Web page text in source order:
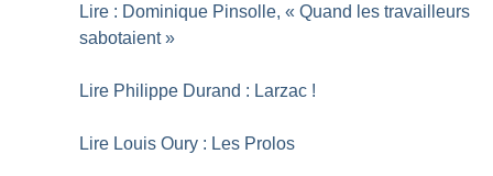
Lire : Dominique Pinsolle, « Quand les travailleurs
sabotaient »
Lire Philippe Durand : Larzac !
Lire Louis Oury : Les Prolos